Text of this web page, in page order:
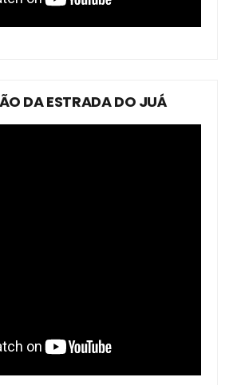
DA ESTRADA DO JUÁ